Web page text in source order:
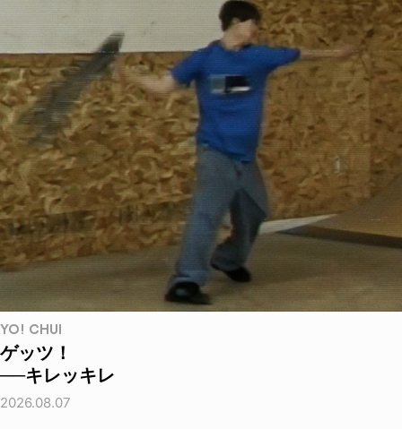
YO! CHUI
ゲッツ！
──キレッキレ
2026.08.07